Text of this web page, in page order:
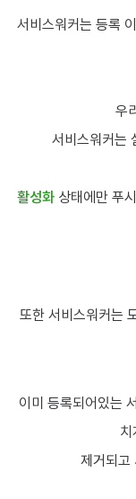
서비스워커는 등록
우
서비스워커는
활성화 상태에만 푸
또한 서비스워커는
이미 등록되어있는
제거되고